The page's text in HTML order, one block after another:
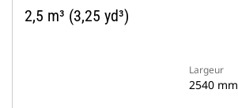
2,5 m³ (3,25 yd³)
Largeur
2540 mm